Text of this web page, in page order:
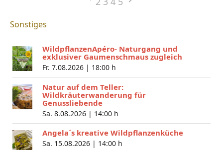
Sonstiges
WildpflanzenApéro- Naturgang und
exklusiver Gaumenschmaus zugleich
Fr. 7.08.2026 | 18:00 h
Natur auf dem Teller:
Wildkräuterwanderung für
Genussliebende
Sa. 8.08.2026 | 14:00 h
Angela´s kreative Wildpflanzenküche
Sa. 15.08.2026 | 14:00 h